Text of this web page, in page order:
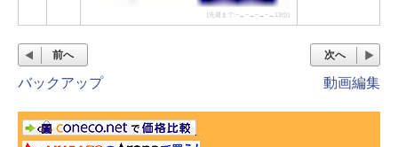
[先週まで:−→−→−→−→13位]
前へ
バックアップ
次へ
動画編集